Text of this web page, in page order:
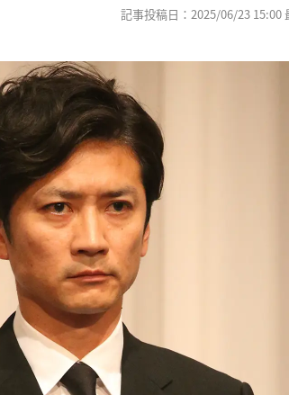
記事投稿日：2025/06/23 15:00